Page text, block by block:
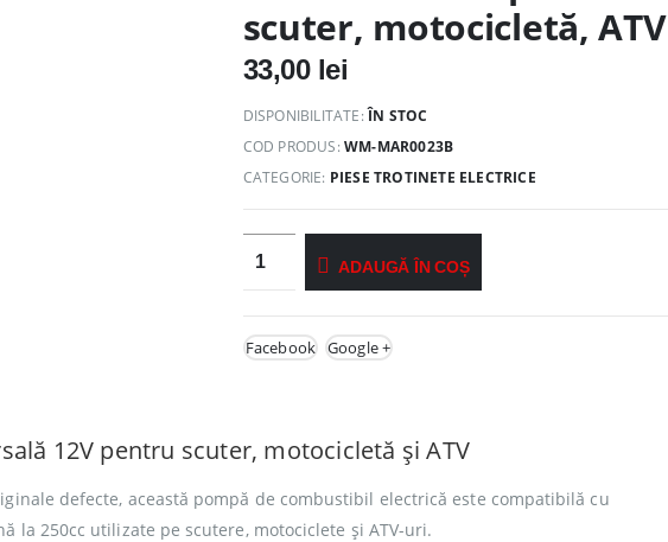
scuter, motocicletă, ATV
33,00 lei
DISPONIBILITATE:ÎN STOC
COD PRODUS:WM-MAR0023B
CATEGORIE: PIESE TROTINETE ELECTRICE
ADAUGĂ ÎN COȘ
Facebook Google +
12V pentru scuter, motocicletă și ATV
defecte, această pompă de combustibil electrică este compatibilă cu
la 250cc utilizate pe scutere, motociclete și ATV-uri.